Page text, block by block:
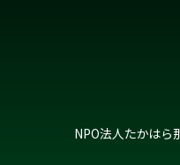
NPO法人たかはら